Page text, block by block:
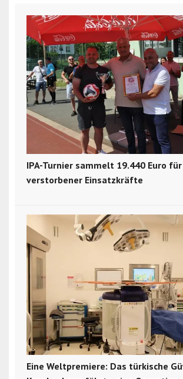
IPA-Turnier sammelt 19.440 Euro
verstorbener Einsatzkräfte
Eine Weltpremiere: Das türkische